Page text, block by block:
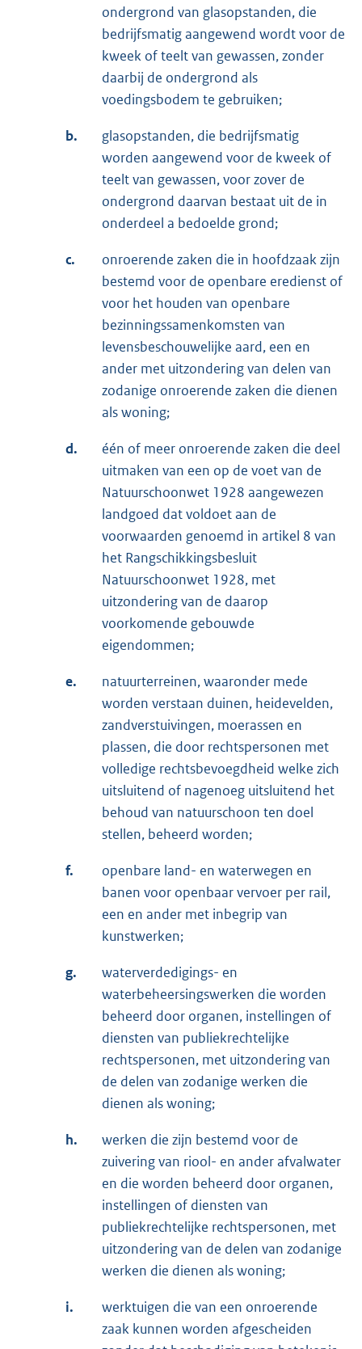
ondergrond van glasopstanden, die
bedrijfsmatig aangewend wordt voor de
kweek of teelt van gewassen, zonder
daarbij de ondergrond als
voedingsbodem te gebruiken;
b.
glasopstanden, die bedrijfsmatig
worden aangewend voor de kweek of
teelt van gewassen, voor zover de
ondergrond daarvan bestaat uit de in
onderdeel a bedoelde grond;
c.
onroerende zaken die in hoofdzaak zijn
bestemd voor de openbare eredienst of
voor het houden van openbare
bezinningssamenkomsten van
levensbeschouwelijke aard, een en
ander met uitzondering van delen van
zodanige onroerende zaken die dienen
als woning;
d.
één of meer onroerende zaken die deel
uitmaken van een op de voet van de
Natuurschoonwet 1928 aangewezen
landgoed dat voldoet aan de
voorwaarden genoemd in artikel 8 van
het Rangschikkingsbesluit
Natuurschoonwet 1928, met
uitzondering van de daarop
voorkomende gebouwde
eigendommen;
e.
natuurterreinen, waaronder mede
worden verstaan duinen, heidevelden,
zandverstuivingen, moerassen en
plassen, die door rechtspersonen met
volledige rechtsbevoegdheid welke zich
uitsluitend of nagenoeg uitsluitend het
behoud van natuurschoon ten doel
stellen, beheerd worden;
f.
openbare land- en waterwegen en
banen voor openbaar vervoer per rail,
een en ander met inbegrip van
kunstwerken;
g.
waterverdedigings- en
waterbeheersingswerken die worden
beheerd door organen, instellingen of
diensten van publiekrechtelijke
rechtspersonen, met uitzondering van
de delen van zodanige werken die
dienen als woning;
h.
werken die zijn bestemd voor de
zuivering van riool- en ander afvalwater
en die worden beheerd door organen,
instellingen of diensten van
publiekrechtelijke rechtspersonen, met
uitzondering van de delen van zodanige
werken die dienen als woning;
i.
werktuigen die van een onroerende
zaak kunnen worden afgescheiden